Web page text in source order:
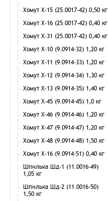
Хомут Х-15 (25.0017-42) 0,50 кг
Хомут Х-16 (25.0017-42) 0,40 кг
Хомут Х-31 (25.0017-42) 0,40 кг
Хомут Х-10 (9.0914-32) 1,20 кг
Хомут Х-11 (9.0914-33) 1,20 кг
Хомут Х-12 (9.0914-34) 1,30 кг
Хомут Х-13 (9.0914-35) 1,40 кг
Хомут Х-45 (9.0914-45) 1,0 кг
Хомут Х-46 (9.0914-46) 1,20 кг
Хомут Х-47 (9.0914-47) 1,20 кг
Хомут Х-48 (9.0914-48) 1,50 кг
Хомут Х-16 (9.0914-51) 0,40 кг
Шпилька Шд-1 (11.0016-49)
1,05 кг
Шпилька Шд-2 (11.0016-50)
1,50 кг